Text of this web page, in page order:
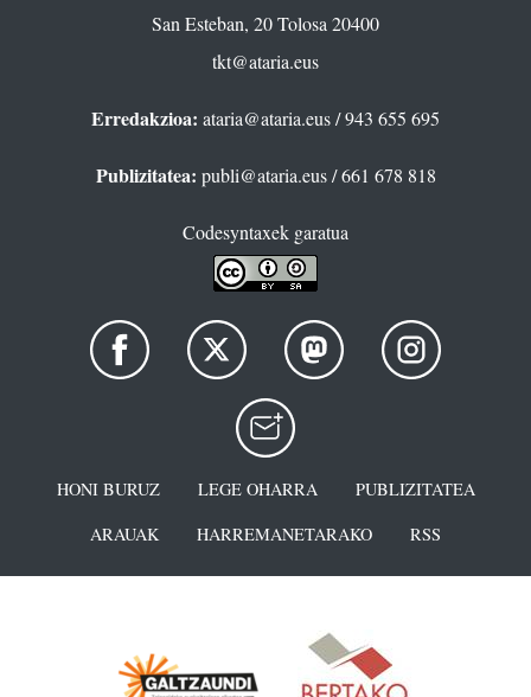
San Esteban, 20 Tolosa 20400
tkt@ataria.eus
Erredakzioa: ataria@ataria.eus/ 943 655 695
Publizitatea: publi@ataria.eus/ 661 678 818
Codesyntaxek garatua
HONI BURUZ LEGE OHARRA
PUBLIZITATEA
ARAUAK
HARREMANETARAKO RSS